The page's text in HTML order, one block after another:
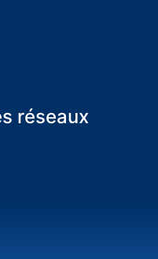
réseaux